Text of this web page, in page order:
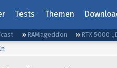
Tests Themen
RAMageddon RTX 5000